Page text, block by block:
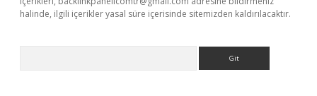
halinde, ilgili içerikler yasal süre içerisinde sitemizden kaldırılacaktır.